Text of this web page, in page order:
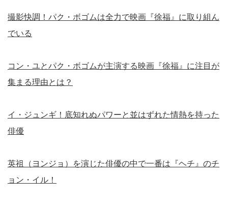
撮影快調！パク・ボゴムは全力で映画『徐福』に取り組ん
でいる
コン・ユとパク・ボゴムが主演する映画『徐福』に注目が
集まる理由とは？
イ・ジュンギ！底知れぬパワーと並はずれた情熱を持った
俳優
英祖（ヨンジョ）を演じた俳優の中で一番は『ヘチ』のチ
ョン・イル！